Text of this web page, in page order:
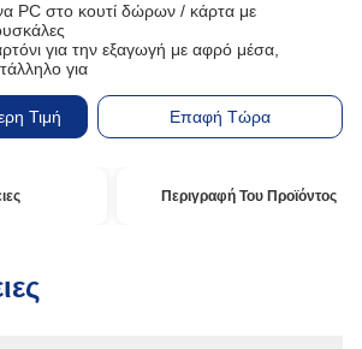
PC στο κουτί δώρων / κάρτα με
για την εξαγωγή με αφρό μέσα,
για
Τιμή Επαφή Τώρα
Περιγραφή Του Προϊόντος